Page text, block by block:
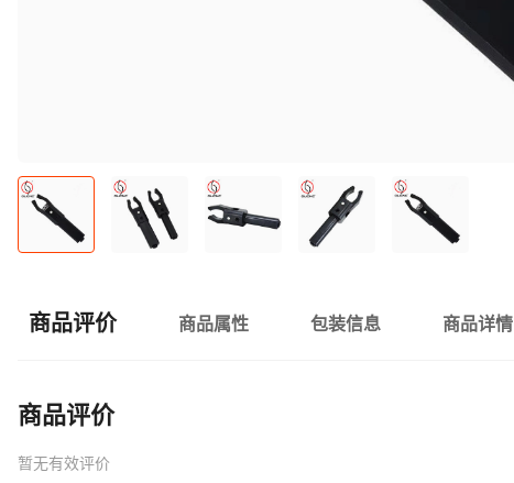
商品评价 商品属性 包装信息 商品详情
商品评价
暂无有效评价